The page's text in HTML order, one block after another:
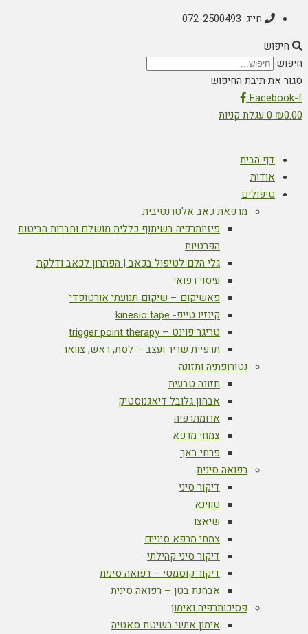
חייג: 072-2500493
חיפוש
חיפוש
סגור את תיבת החיפוש
Facebook-f
₪0.00
0 עגלת קניות
דף הבית
אודות
טיפולים
מרפאת כאב אלטרנטיבית
פיזיותרפיה בשיתוף כללית מושלם וחברות הביטוח
הפרטיות
גלי הלם לטיפול בכאב | הפתרון לכאב ודלקת
עיסוי רפואי
פאשיקום – שיקום תנועתי אורטופדי
קינזיו טייפ- kinesio tape
טריגר פוינט – trigger point therapy
תרפיית שריר ועצב – לסת, ראש, צוואר
נטורופתיה ותזונה
תזונה טבעית
אבחון גלובל דיאגנוסטיק
ארומתרפיה
צמחי מרפא
פרחי באך
רפואה סינית
דיקור סיני
טווינא
שיאצו
צמחי מרפא סיניים
דיקור סיני קהילתי
דיקור קוסמטי – רפואה סינית
אבחנת בטן – רפואה סינית
פסיכותרפיה ואימון
אימון אישי בשיטת סאטיה